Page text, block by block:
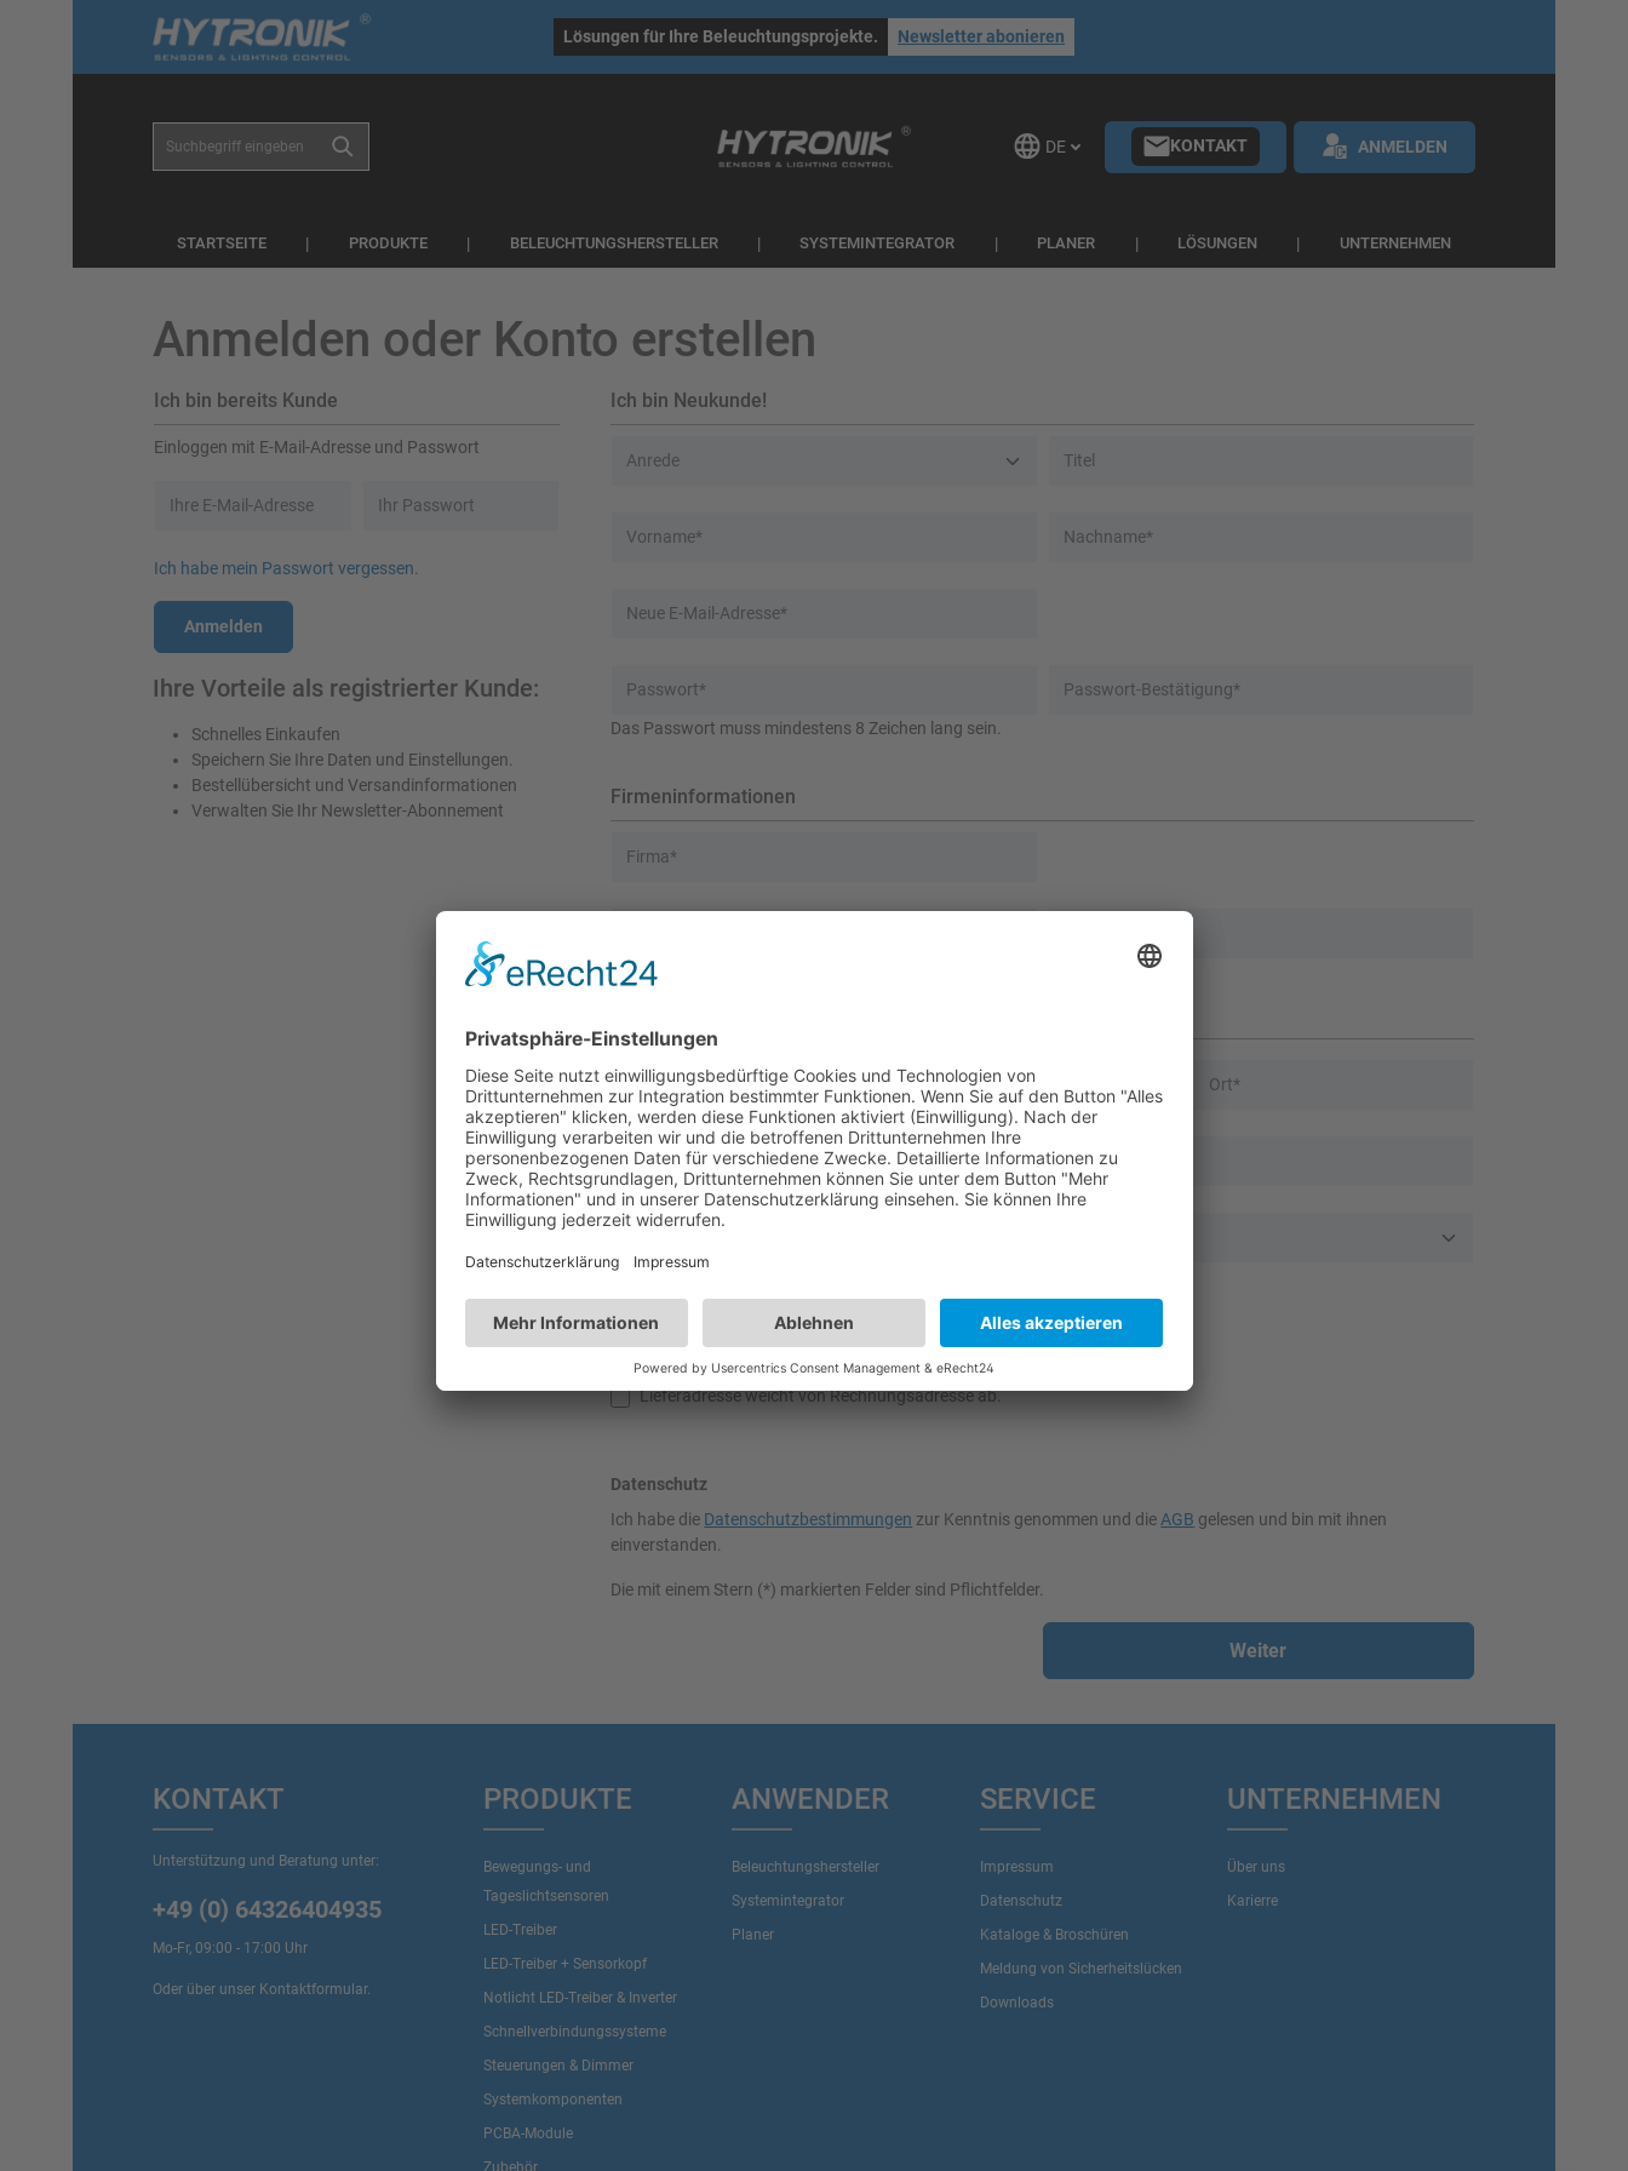
Zur Hauptnavigation springen
Lösungen für Ihre Beleuchtungsprojekte. Newsletter abonieren
DE KONTAKT ANMELDEN
STARTSEITE PRODUKTE BELEUCHTUNGSHERSTELLER SYSTEMINTEGRATOR PLANER LÖSUNGEN UNTERNEHMEN
Anmelden oder Konto erstellen
Ich bin bereits Kunde
Einloggen mit E-Mail-Adresse und Passwort
Ihre E-Mail-Adresse Ihr Passwort
Ich habe mein Passwort vergessen.
Anmelden
Ihre Vorteile als registrierter Kunde:
Schnelles Einkaufen
Speichern Sie Ihre Daten und Einstellungen.
Bestellübersicht und Versandinformationen
Verwalten Sie Ihr Newsletter-Abonnement
Ich bin Neukunde!
Persönliche Informationen
Anrede Titel
Vorname* Nachname*
Neue E-Mail-Adresse*
Passwort*
Das Passwort muss mindestens 8 Zeichen lang sein.
Passwort-Bestätigung*
Firmeninformationen
Firma*
Straße und Hausnummer* Postleitzahl Ort*
Zusätzliche Adressinformationen
Lieferadresse weicht von Rechnungsadresse ab.
Datenschutz
Ich habe die Datenschutzbestimmungen zur Kenntnis genommen und dieAGB gelesen und bin mit ihnen
einverstanden.
Die mit einem Stern (*) markierten Felder sind Pflichtfelder.
Weiter
KONTAKT
Unterstützung und Beratung unter:
+49 (0) 64326404935
Mo-Fr, 09:00 - 17:00 Uhr
Oder über unser Kontaktformular.
PRODUKTE
Bewegungs- und
Tageslichtsensoren
LED-Treiber
LED-Treiber + Sensorkopf
Notlicht LED-Treiber & Inverter
Schnellverbindungssysteme
Steuerungen & Dimmer
Systemkomponenten
PCBA-Module
ANWENDER
Beleuchtungshersteller
Systemintegrator
Planer
SERVICE
Impressum
Datenschutz
Kataloge & Broschüren
Meldung von Sicherheitslücken
Downloads
UNTERNEHMEN
Über uns
Karierre